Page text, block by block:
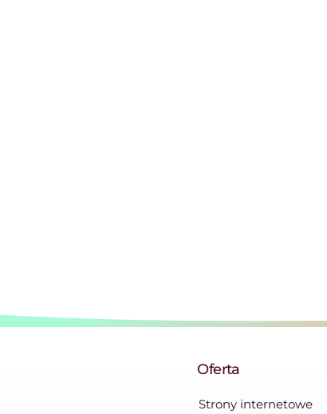
Oferta
Strony internetowe